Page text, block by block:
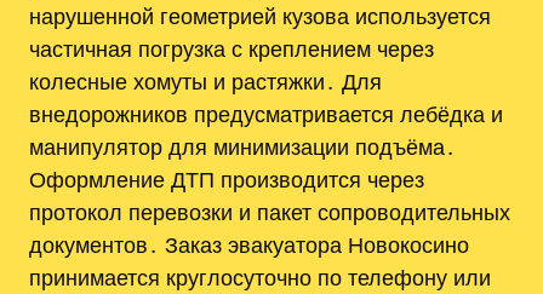
нарушенной геометрией кузова используется
частичная погрузка с креплением через
колесные хомуты и растяжки․ Для
внедорожников предусматривается лебёдка и
манипулятор для минимизации подъёма․
Оформление ДТП производится через
протокол перевозки и пакет сопроводительных
документов․ Заказ эвакуатора Новокосино
принимается круглосуточно по телефону или